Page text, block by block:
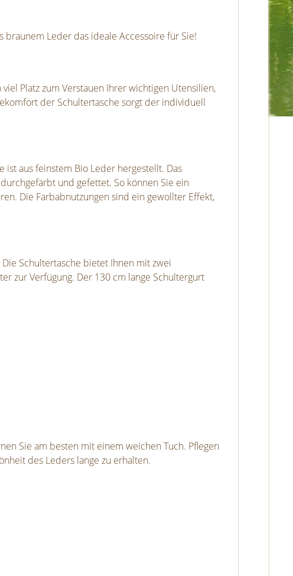
braunem Leder das ideale Accessoire für Sie!
Platz zum Verstauen Ihrer wichtigen Utensilien,
der Schultertasche sorgt der individuell
ist aus feinstem Bio Leder hergestellt. Das
und gefettet. So können Sie ein
Die Farbabnutzungen sind ein gewollter Effekt,
Schultertasche bietet Ihnen mit zwei
zur Verfügung. Der 130 cm lange Schultergurt
Sie am besten mit einem weichen Tuch. Pflegen
des Leders lange zu erhalten.